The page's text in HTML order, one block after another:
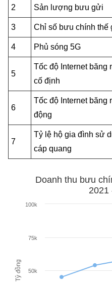
Sở Khoa học và Công
Chuyển đổi số
Bưu chính, Viễn thông
Sở hữu trí tuệ
Tiêu chuẩn, đo lường,
Năng lượng nguyên tử
Tin tổng hợp
Tin địa phương
Văn bản chỉ đạo điều
Lấy ý kiến người dân về
THỐNG KÊ
Khoa học và Công nghệ
Đổi mới sáng tạo
Chuyển đổi số
Bưu chính, Viễn thông
Sở hữu trí tuệ
Năng lượng nguyên tử
Multimedia
THƯ ĐIỆN TỬ
Khác
Videos
Infographic
2 Sản lượng bưu gửi
3 Chỉ số bưu chính thế
4 Phủ sóng 5G
5
Tốc độ Internet băng
cố định
6
Tốc độ Internet băng
động
7
Tỷ lệ hộ gia đình sử
cáp quang
Tỷ đồng
Doanh thu bưu
2021
50k
75k
100k